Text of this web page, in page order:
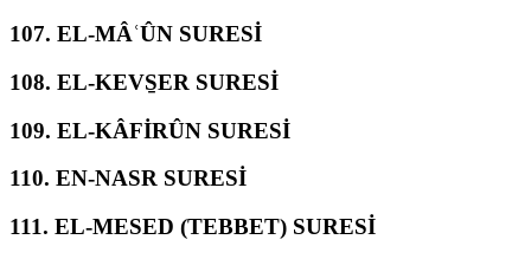
107. EL-MÂʿÛN SURESİ
108. EL-KEVS̱ER SURESİ
109. EL-KÂFİRÛN SURESİ
110. EN-NASR SURESİ
111. EL-MESED (TEBBET) SURESİ